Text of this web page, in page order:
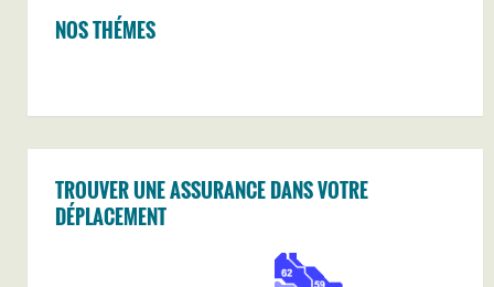
NOS THÉMES
TROUVER UNE ASSURANCE DANS VOTRE
DÉPLACEMENT